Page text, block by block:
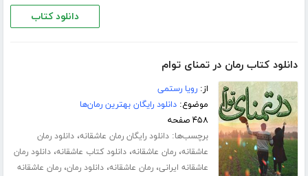
دانلود کتاب
دانلود کتاب رمان در تمنای توام
از:رویا رستمی
موضوع:دانلود رایگان بهترین رمان‌ها
۴۵۸ صفحه
برچسب‌ها:دانلود رایگان رمان عاشقانه،دانلود رمان
عاشقانه،رمان عاشقانه،دانلود کتاب عاشقانه،دانلود رمان
عاشقانه ایرانی،رمان عاشقانه،دانلود رمان،رمان عاشقانه